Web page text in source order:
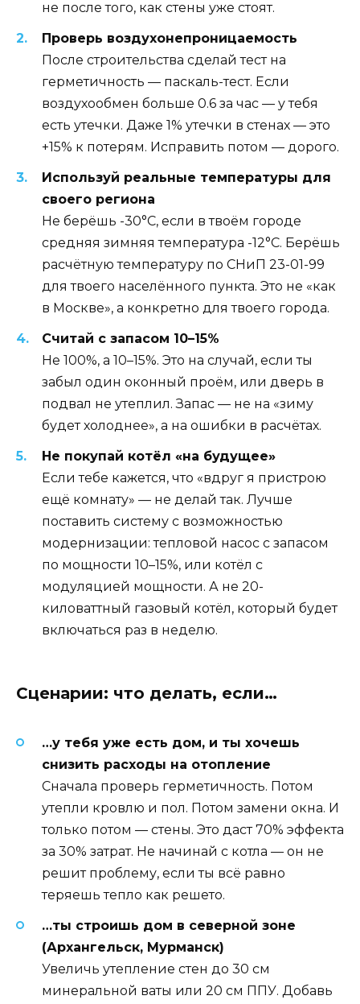
не после того, как стены уже стоят.
Проверь воздухонепроницаемость
После строительства сделай тест на
герметичность — паскаль-тест. Если
воздухообмен больше 0.6 за час — у тебя
есть утечки. Даже 1% утечки в стенах — это
+15% к потерям. Исправить потом — дорого.
Используй реальные температуры для
своего региона
Не берёшь -30°C, если в твоём городе
средняя зимняя температура -12°C. Берёшь
расчётную температуру по СНиП 23-01-99
для твоего населённого пункта. Это не «как
в Москве», а конкретно для твоего города.
Считай с запасом 10–15%
Не 100%, а 10–15%. Это на случай, если ты
забыл один оконный проём, или дверь в
подвал не утеплил. Запас — не на «зиму
будет холоднее», а на ошибки в расчётах.
Не покупай котёл «на будущее»
Если тебе кажется, что «вдруг я пристрою
ещё комнату» — не делай так. Лучше
поставить систему с возможностью
модернизации: тепловой насос с запасом
по мощности 10–15%, или котёл с
модуляцией мощности. А не 20-
киловаттный газовый котёл, который будет
включаться раз в неделю.
Сценарии: что делать, если…
…у тебя уже есть дом, и ты хочешь
снизить расходы на отопление
Сначала проверь герметичность. Потом
утепли кровлю и пол. Потом замени окна. И
только потом — стены. Это даст 70% эффекта
за 30% затрат. Не начинай с котла — он не
решит проблему, если ты всё равно
теряешь тепло как решето.
…ты строишь дом в северной зоне
(Архангельск, Мурманск)
Увеличь утепление стен до 30 см
минеральной ваты или 20 см ППУ. Добавь